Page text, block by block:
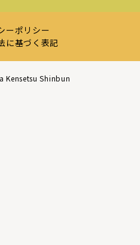
ーポリシー
に基づく表記
Kensetsu Shinbun